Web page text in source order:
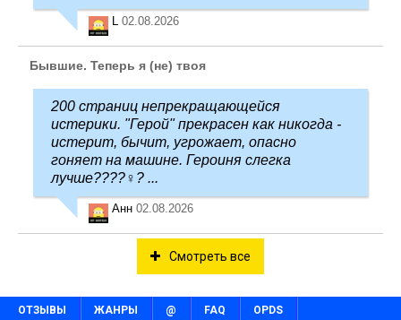
L 02.08.2026
Бывшие. Теперь я (не) твоя
200 страниц непрекращающейся
истерики. "Герой" прекрасен как никогда -
истерит, бычит, угрожает, опасно
гоняет на машине. Героиня слегка
лучше????‍♀️? ...
Анн 02.08.2026
Смотреть все
ОТЗЫВЫ ЖАНРЫ @ FAQ OPDS